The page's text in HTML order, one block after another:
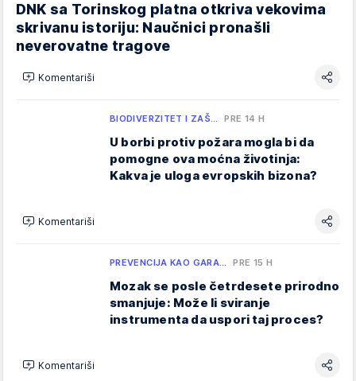
DNK sa Torinskog platna otkriva vekovima
skrivanu istoriju: Naučnici pronašli
neverovatne tragove
Komentariši
BIODIVERZITET I ZAŠ… PRE 14 H
U borbi protiv požara mogla bi da
pomogne ova moćna životinja:
Kakva je uloga evropskih bizona?
Komentariši
PREVENCIJA KAO GARA… PRE 15 H
Mozak se posle četrdesete prirodno
smanjuje: Može li sviranje
instrumenta da uspori taj proces?
Komentariši